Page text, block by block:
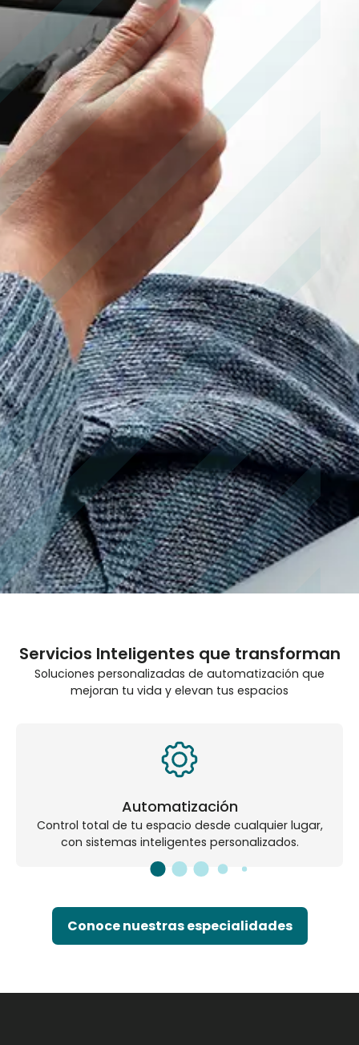
Servicios Inteligentes que transforman
Soluciones personalizadas de automatización que
mejoran tu vida y elevan tus espacios
Automatización
Control total de tu espacio desde cualquier lugar,
con sistemas inteligentes personalizados.
Conoce nuestras especialidades